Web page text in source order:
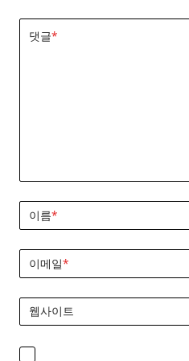
댓글*
이름*
이메일*
웹사이트